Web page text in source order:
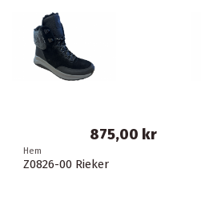
Hem
Z0826-00 Rieker
875,00 kr